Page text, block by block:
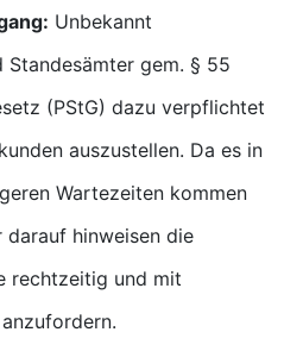
Unbekannt
Standesämter gem. § 55
(PStG) dazu verpflichtet
auszustellen. Da es in
Wartezeiten kommen
darauf hinweisen die
rechtzeitig und mit